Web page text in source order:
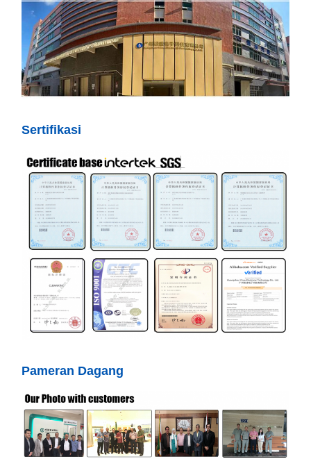
Sertifikasi
Pameran Dagang